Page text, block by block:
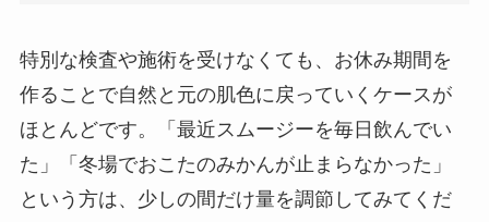
特別な検査や施術を受けなくても、お休み期間を
作ることで自然と元の肌色に戻っていくケースが
ほとんどです。「最近スムージーを毎日飲んでい
た」「冬場でおこたのみかんが止まらなかった」
という方は、少しの間だけ量を調節してみてくだ